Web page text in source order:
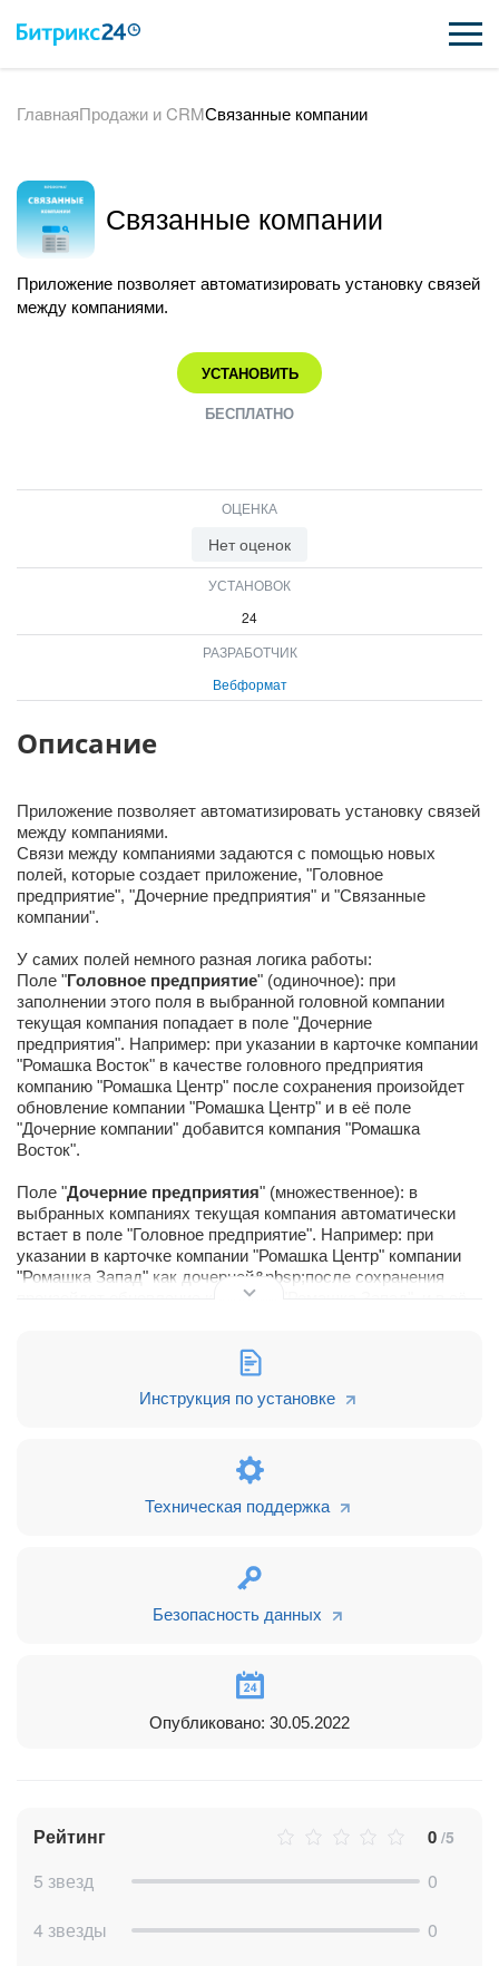
ВОЗМОЖНОСТИ
ИНТЕГРАЦИИ
ПОДДЕРЖКА
ПОЛУЧИТЬ БЕСПЛАТНО
ВХОД
ГлавнаяПродажи и CRMСвязанные компании
Связанные компании
Приложение позволяет автоматизировать установку связей
между компаниями.
УСТАНОВИТЬ
БЕСПЛАТНО
ОЦЕНКА
Нет оценок
УСТАНОВОК
24
РАЗРАБОТЧИК
Вебформат
Описание
Приложение позволяет автоматизировать установку связей
между компаниями.
Связи между компаниями задаются с помощью новых
полей, которые создает приложение, "Головное
предприятие", "Дочерние предприятия" и "Связанные
компании".
У самих полей немного разная логика работы:
Поле "Головное предприятие" (одиночное): при
заполнении этого поля в выбранной головной компании
текущая компания попадает в поле "Дочерние
предприятия". Например: при указании в карточке компании
"Ромашка Восток" в качестве головного предприятия
компанию "Ромашка Центр" после сохранения произойдет
обновление компании "Ромашка Центр" и в её поле
"Дочерние компании" добавится компания "Ромашка
Восток".
Поле "Дочерние предприятия" (множественное): в
выбранных компаниях текущая компания автоматически
встает в поле "Головное предприятие". Например: при
указании в карточке компании "Ромашка Центр" компании
"Ромашка Запад" как дочерней&nbsp;после сохранения
произойдет обновление компании "Ромашка Запад", и в её
Связанные компании" (множественное): у
выбранных в данном поле компаний текущая компания
Центр” компании “Одуванчик” в поле “Связанные компании”
после сохранения произойдет обновление компании
“Одуванчик”, и в её поле “Связанные компании” добавится
Так как приложение и портал находятся на разных
серверах, обмен запросами и их обработка занимает время,
Инструкция по установке
Техническая поддержка
Безопасность данных
Опубликовано: 30.05.2022
Рейтинг 0 /5
5 звезд
0
4 звезды
0